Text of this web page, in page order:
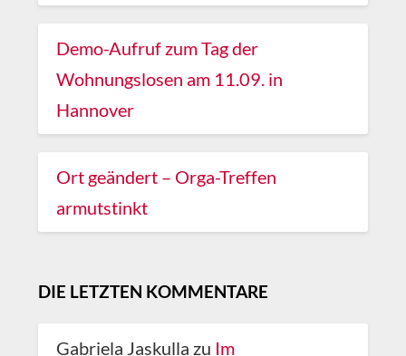
Demo-Aufruf zum Tag der
Wohnungslosen am 11.09. in
Hannover
Ort geändert – Orga-Treffen
armutstinkt
DIE LETZTEN KOMMENTARE
Gabriela Jaskulla zu Im